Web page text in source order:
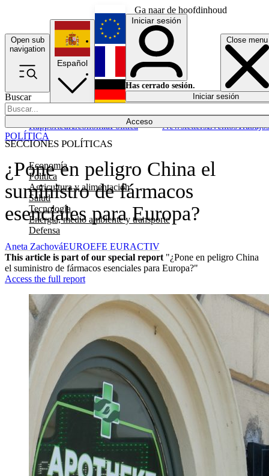
Ga naar de hoofdinhoud
Open sub
navigation
Close menu
Buscar
Acceso
SECCIONES POLÍTICAS
Economía
Política
Agricultura y alimentación
Salud
Tecnología
Energía, medio ambiente y transporte
Defensa
RapporteurEconomíaPolítica NewslettersEventosTrabajos
Español
English
Français
Iniciar sesión
Has cerrado sesión.
Iniciar sesión
¿Pone en peligro China el
suministro de fármacos
esenciales para Europa?
POLÍTICA
Aneta ZachováEUROEFE EURACTIV
This article is part of our special report "¿Pone en peligro China
el suministro de fármacos esenciales para Europa?"
Access the full report